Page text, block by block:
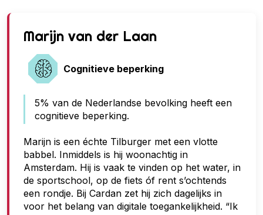
G
e
o
e
g
a
n
Marijn van der Laan
Cognitieve beperking
5% van de Nederlandse bevolking heeft een
cognitieve beperking.
Marijn is een échte Tilburger met een vlotte
babbel. Inmiddels is hij woonachtig in
Amsterdam. Hij is vaak te vinden op het water, in
de sportschool, op de fiets óf rent s’ochtends
een rondje. Bij Cardan zet hij zich dagelijks in
voor het belang van digitale toegankelijkheid. “Ik